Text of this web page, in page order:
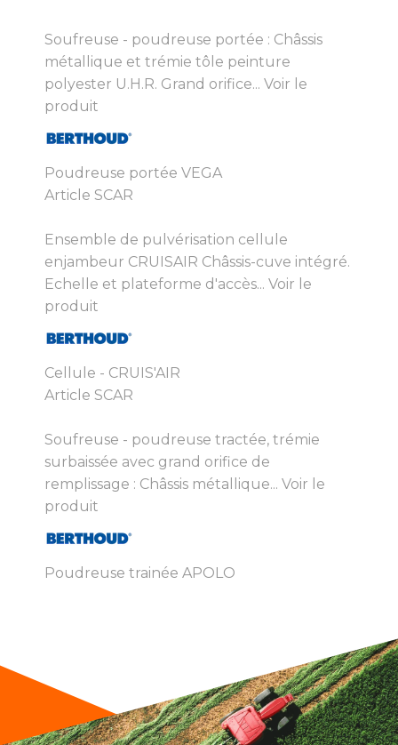
Soufreuse - poudreuse portée : Châssis
métallique et trémie tôle peinture
polyester U.H.R. Grand orifice... Voir le
produit
Poudreuse portée VEGA
Article SCAR
Ensemble de pulvérisation cellule
enjambeur CRUISAIR Châssis-cuve intégré.
Echelle et plateforme d'accès... Voir le
produit
Cellule - CRUIS'AIR
Article SCAR
Soufreuse - poudreuse tractée, trémie
surbaissée avec grand orifice de
remplissage : Châssis métallique... Voir le
produit
Poudreuse trainée APOLO